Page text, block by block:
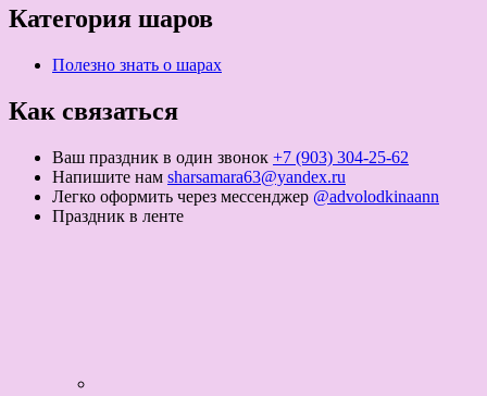
Категория шаров
Полезно знать о шарах
Как связаться
Ваш праздник в один звонок +7 (903) 304-25-62
Напишите нам sharsamara63@yandex.ru
Легко оформить через мессенджер @advolodkinaann
Праздник в ленте